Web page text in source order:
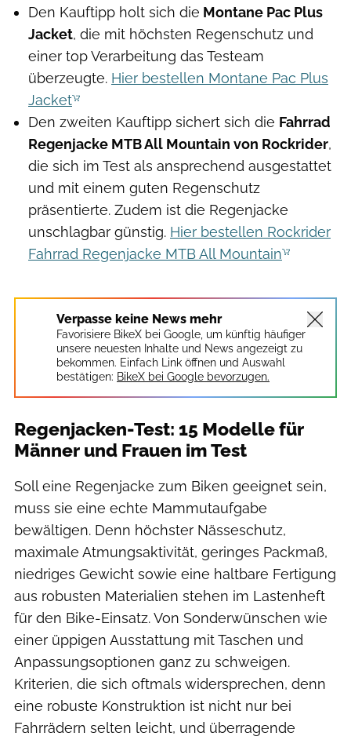
Den Kauftipp holt sich die Montane Pac Plus
Jacket, die mit höchsten Regenschutz und
einer top Verarbeitung das Testeam
überzeugte. Hier bestellen Montane Pac Plus
Jacket
Den zweiten Kauftipp sichert sich die Fahrrad
Regenjacke MTB All Mountain von Rockrider,
die sich im Test als ansprechend ausgestattet
und mit einem guten Regenschutz
präsentierte. Zudem ist die Regenjacke
unschlagbar günstig. Hier bestellen Rockrider
Fahrrad Regenjacke MTB All Mountain
Verpasse keine News mehr
Favorisiere BikeX bei Google, um künftig häufiger
unsere neuesten Inhalte und News angezeigt zu
bekommen. Einfach Link öffnen und Auswahl
bestätigen: BikeX bei Google bevorzugen.
Regenjacken-Test: 15 Modelle für
Männer und Frauen im Test
Soll eine Regenjacke zum Biken geeignet sein,
muss sie eine echte Mammutaufgabe
bewältigen. Denn höchster Nässeschutz,
maximale Atmungsaktivität, geringes Packmaß,
niedriges Gewicht sowie eine haltbare Fertigung
aus robusten Materialien stehen im Lastenheft
für den Bike-Einsatz. Von Sonderwünschen wie
einer üppigen Ausstattung mit Taschen und
Anpassungsoptionen ganz zu schweigen.
Kriterien, die sich oftmals widersprechen, denn
eine robuste Konstruktion ist nicht nur bei
Fahrrädern selten leicht, und überragende